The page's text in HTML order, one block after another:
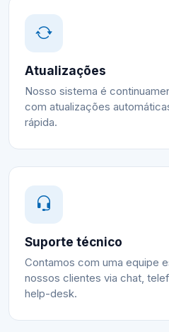
Atualizações
Nosso sistema é
com atualizações
rápida.
Suporte técnico
Contamos com uma equipe
nossos clientes via chat,
help-desk.